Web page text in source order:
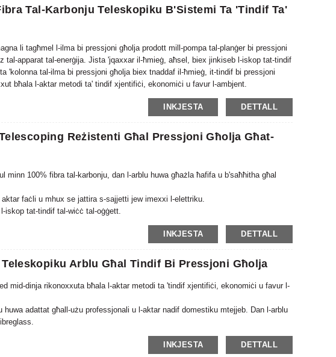
Tal-Karbonju Teleskopiku B'Sistemi Ta 'Tindif Ta'
li tagħmel l-ilma bi pressjoni għolja prodott mill-pompa tal-planġer bi pressjoni
tal-apparat tal-enerġija. Jista 'jqaxxar il-ħmieġ, aħsel, biex jinkiseb l-iskop tat-tindif
'kolonna tal-ilma bi pressjoni għolja biex tnaddaf il-ħmieġ, it-tindif bi pressjoni
bħala l-aktar metodi ta' tindif xjentifiċi, ekonomiċi u favur l-ambjent.
INKJESTA DETTALL
Reżistenti Għal Pressjoni Għolja Għat-
minn 100% fibra tal-karbonju, dan l-arblu huwa għażla ħafifa u b'saħħitha għal
faċli u mhux se jattira s-sajjetti jew imexxi l-elettriku.
iskop tat-tindif tal-wiċċ tal-oġġett.
INKJESTA DETTALL
Arblu Għal Tindif Bi Pressjoni Għolja
mid-dinja rikonoxxuta bħala l-aktar metodi ta 'tindif xjentifiċi, ekonomiċi u favur l-
huwa adattat għall-użu professjonali u l-aktar nadif domestiku mtejjeb. Dan l-arblu
aktar riġidu u jitgħawweġ inqas minn arblu tal-aluminju.
INKJESTA DETTALL